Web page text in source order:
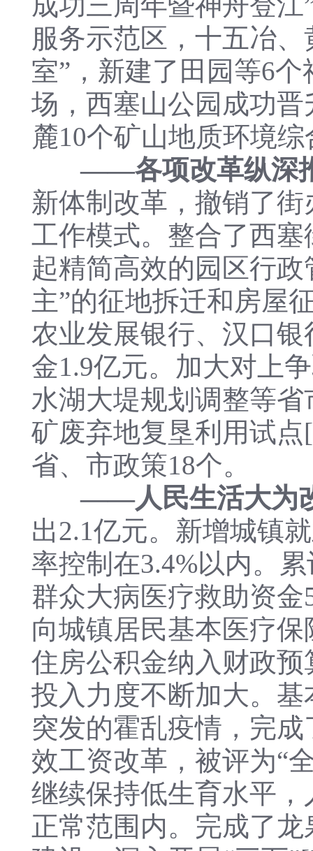
服务示范区，十五冶
室”，新建了田园等6
场，西塞山公园成功
麓10个矿山地质环境
——各项改革纵深
新体制改革，撤销了
工作模式。整合了西
起精简高效的园区行
主”的征地拆迁和房屋
农业发展银行、汉口
金1.9亿元。加大对上
水湖大堤规划调整等
矿废弃地复垦利用试
省、市政策18个。
——人民生活大为
出2.1亿元。新增城镇
率控制在3.4%以内。
群众大病医疗救助资
向城镇居民基本医疗
住房公积金纳入财政
投入力度不断加大。
突发的霍乱疫情，完
效工资改革，被评为“
继续保持低生育水平
正常范围内。完成了